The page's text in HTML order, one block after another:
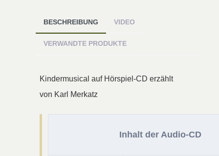
BESCHREIBUNG VIDEO
VERWANDTE PRODUKTE
Kindermusical auf Hörspiel-CD erzählt
von Karl Merkatz
Inhalt der Audio-CD